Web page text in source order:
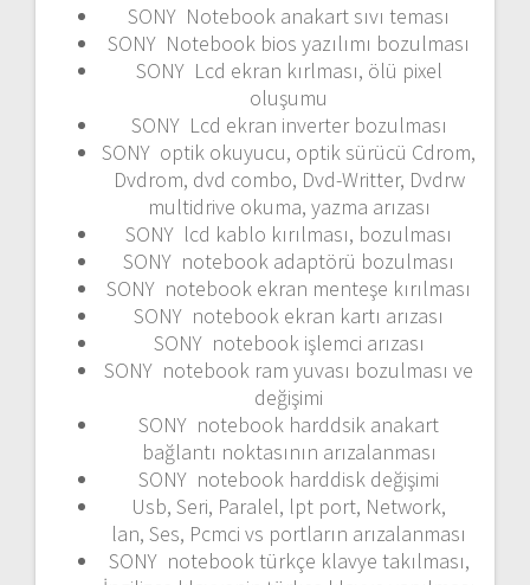
SONY Notebook anakart sıvı teması
SONY Notebook bios yazılımı bozulması
SONY Lcd ekran kırlması, ölü pixel
oluşumu
SONY Lcd ekran inverter bozulması
SONY optik okuyucu, optik sürücü Cdrom,
Dvdrom, dvd combo, Dvd-Writter, Dvdrw
multidrive okuma, yazma arızası
SONY lcd kablo kırılması, bozulması
SONY notebook adaptörü bozulması
SONY notebook ekran menteşe kırılması
SONY notebook ekran kartı arızası
SONY notebook işlemci arızası
SONY notebook ram yuvası bozulması ve
değişimi
SONY notebook harddsik anakart
bağlantı noktasının arızalanması
SONY notebook harddisk değişimi
Usb, Seri, Paralel, lpt port, Network,
lan, Ses, Pcmci vs portların arızalanması
SONY notebook türkçe klavye takılması,